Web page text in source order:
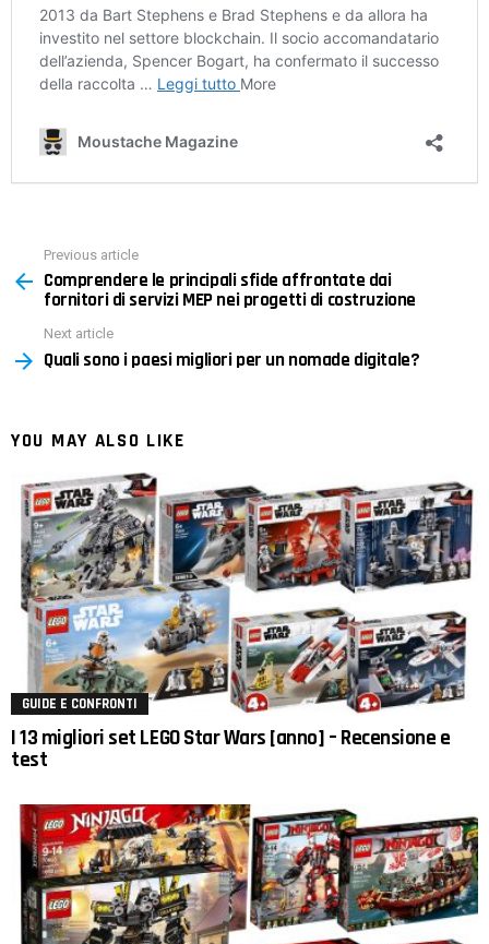
more
Previous article
Comprendere le principali sfide affrontate dai
fornitori di servizi MEP nei progetti di costruzione
Next article
Quali sono i paesi migliori per un nomade digitale?
YOU MAY ALSO LIKE
GUIDE E CONFRONTI
I 13 migliori set LEGO Star Wars [anno] – Recensione e
test